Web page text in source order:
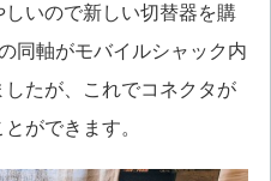
いので新しい切替器を購
同軸がモバイルシャック内
たが、これでコネクタが
ができます。